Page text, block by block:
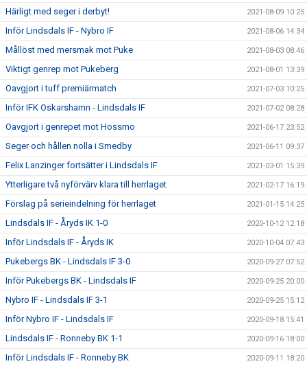
Härligt med seger i derbyt! 2021-08-09 10:25
Inför Lindsdals IF - Nybro IF 2021-08-06 14:34
Mållöst med mersmak mot Puke 2021-08-03 08:46
Viktigt genrep mot Pukeberg 2021-08-01 13:39
Oavgjort i tuff premiärmatch 2021-07-03 10:25
Inför IFK Oskarshamn - Lindsdals IF 2021-07-02 08:28
Oavgjort i genrepet mot Hossmo 2021-06-17 23:52
Seger och hållen nolla i Smedby 2021-06-11 09:37
Felix Lanzinger fortsätter i Lindsdals IF 2021-03-01 15:39
Ytterligare två nyförvärv klara till herrlaget 2021-02-17 16:19
Förslag på serieindelning för herrlaget 2021-01-15 14:25
Lindsdals IF - Åryds IK 1-0 2020-10-12 12:18
Inför Lindsdals IF - Åryds IK 2020-10-04 07:43
Pukebergs BK - Lindsdals IF 3-0 2020-09-27 07:52
Inför Pukebergs BK - Lindsdals IF 2020-09-25 20:00
Nybro IF - Lindsdals IF 3-1 2020-09-25 15:12
Inför Nybro IF - Lindsdals IF 2020-09-18 15:41
Lindsdals IF - Ronneby BK 1-1 2020-09-16 18:00
Inför Lindsdals IF - Ronneby BK 2020-09-11 18:20